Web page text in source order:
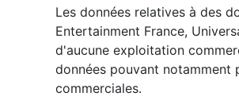
Les données relatives à des
Entertainment France,
d'aucune exploitation
données pouvant notamment
commerciales.